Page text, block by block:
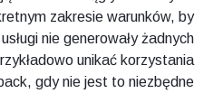
zakresie warunków, by
nie generowały żadnych
unikać korzystania
gdy nie jest to niezbędne.